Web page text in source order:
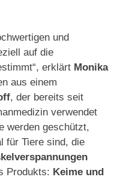
und
auf die
erklärt Monika
aus einem
, der bereits seit
verwendet
werden geschützt,
für Tiere sind, die
Produkts: Keime und